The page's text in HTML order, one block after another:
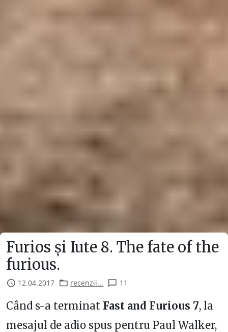
Furios și Iute 8. The fate of the
furious.
12.04.2017 recenzii... 11
Când s-a terminat Fast and Furious 7, la
mesajul de adio spus pentru Paul Walker,